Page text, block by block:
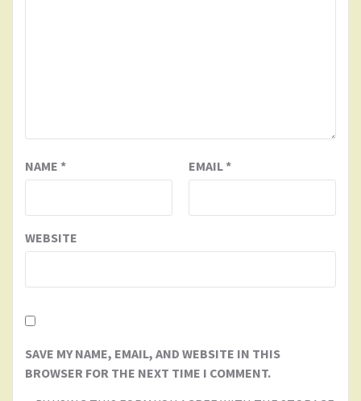
NAME * EMAIL*
WEBSITE
SAVE MY NAME, EMAIL, AND WEBSITE IN THIS
BROWSER FOR THE NEXT TIME I COMMENT.